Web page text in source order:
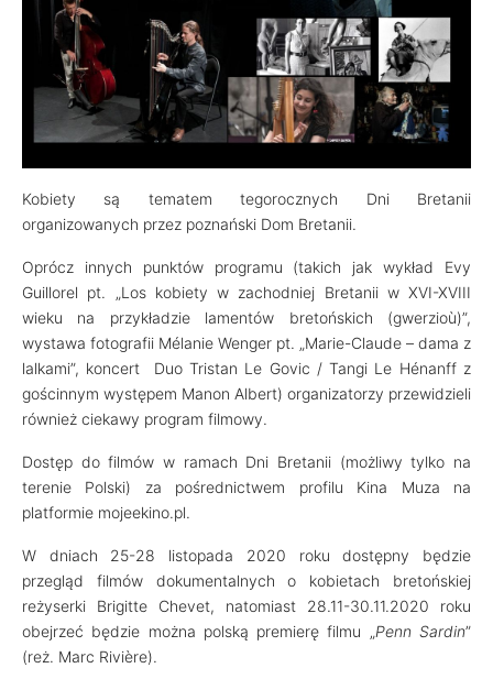
Kobiety są tematem tegorocznych Dni Bretanii
organizowanych przez poznański Dom Bretanii.
Oprócz innych punktów programu (takich jak wykład Evy
Guillorel pt. „Los kobiety w zachodniej Bretanii w XVI-XVIII
wieku na przykładzie lamentów bretońskich (gwerzioù)”,
wystawa fotografii Mélanie Wenger pt. „Marie-Claude – dama z
lalkami”, koncert Duo Tristan Le Govic / Tangi Le Hénanff z
gościnnym występem Manon Albert) organizatorzy przewidzieli
również ciekawy program filmowy.
Dostęp do filmów w ramach Dni Bretanii (możliwy tylko na
terenie Polski) za pośrednictwem profilu Kina Muza na
platformie mojeekino.pl.
W dniach 25-28 listopada 2020 roku dostępny będzie
przegląd filmów dokumentalnych o kobietach bretońskiej
reżyserki Brigitte Chevet, natomiast 28.11-30.11.2020 roku
obejrzeć będzie można polską premierę filmu „Penn Sardin”
(reż. Marc Rivière).